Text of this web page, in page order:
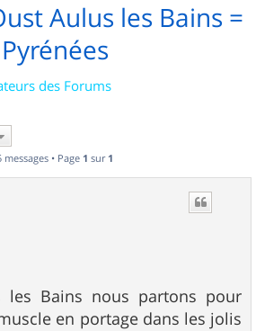
Aulus les Bains =
Pyrénées
des Forums
messages • Page 1 sur 1
les Bains nous partons pour
en portage dans les jolis